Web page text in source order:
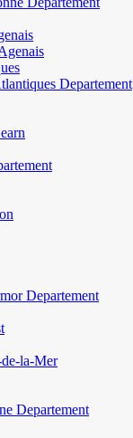
Departement
Departement
de-la-Mer
Departement